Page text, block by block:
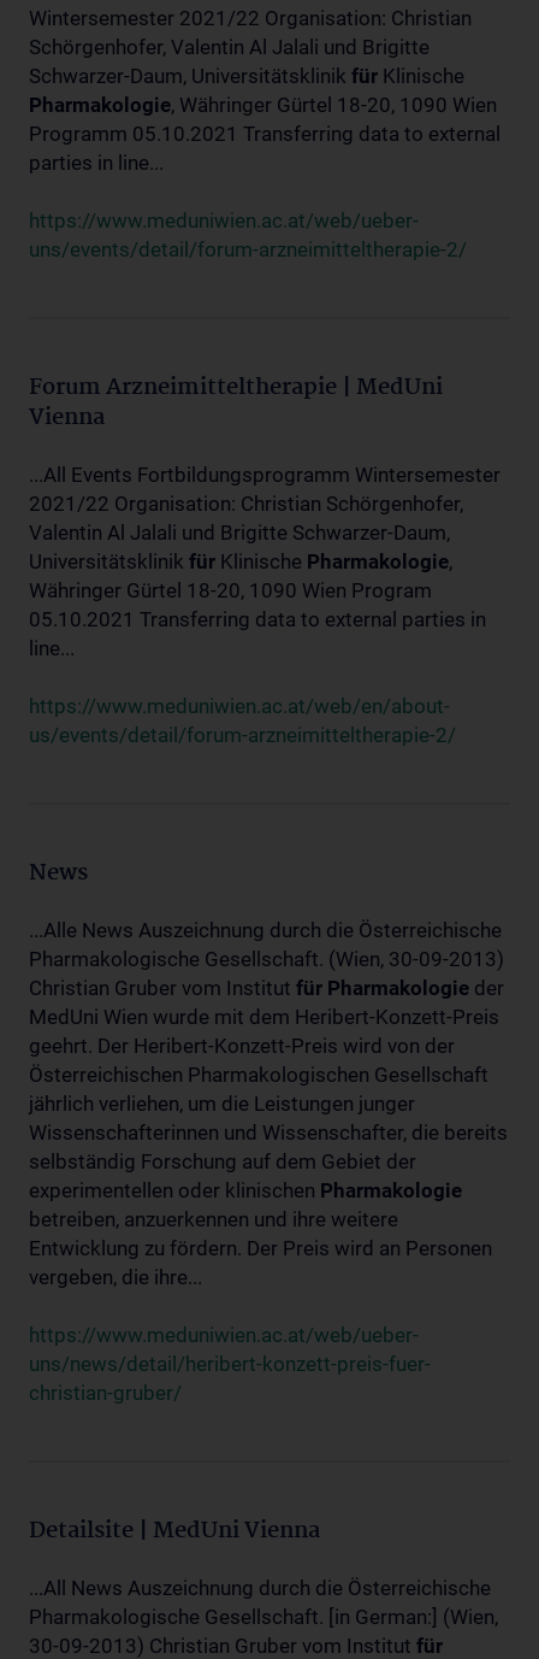
Wintersemester 2021/22 Organisation: Christian
Schörgenhofer, Valentin Al Jalali und Brigitte
Schwarzer-Daum, Universitätsklinik für Klinische
Pharmakologie, Währinger Gürtel 18-20, 1090 Wien
Programm 05.10.2021 Transferring data to external
parties in line...
https://www.meduniwien.ac.at/web/ueber-
uns/events/detail/forum-arzneimitteltherapie-2/
Forum Arzneimitteltherapie | MedUni
Vienna
...All Events Fortbildungsprogramm Wintersemester
2021/22 Organisation: Christian Schörgenhofer,
Valentin Al Jalali und Brigitte Schwarzer-Daum,
Universitätsklinik für Klinische Pharmakologie,
Währinger Gürtel 18-20, 1090 Wien Program
05.10.2021 Transferring data to external parties in
line...
https://www.meduniwien.ac.at/web/en/about-
us/events/detail/forum-arzneimitteltherapie-2/
News
...Alle News Auszeichnung durch die Österreichische
Pharmakologische Gesellschaft. (Wien, 30-09-2013)
Christian Gruber vom Institut für Pharmakologie der
MedUni Wien wurde mit dem Heribert-Konzett-Preis
geehrt. Der Heribert-Konzett-Preis wird von der
Österreichischen Pharmakologischen Gesellschaft
jährlich verliehen, um die Leistungen junger
Wissenschafterinnen und Wissenschafter, die bereits
selbständig Forschung auf dem Gebiet der
experimentellen oder klinischen Pharmakologie
betreiben, anzuerkennen und ihre weitere
Entwicklung zu fördern. Der Preis wird an Personen
vergeben, die ihre...
https://www.meduniwien.ac.at/web/ueber-
uns/news/detail/heribert-konzett-preis-fuer-
christian-gruber/
Detailsite | MedUni Vienna
...All News Auszeichnung durch die Österreichische
Pharmakologische Gesellschaft. [in German:] (Wien,
30-09-2013) Christian Gruber vom Institut für